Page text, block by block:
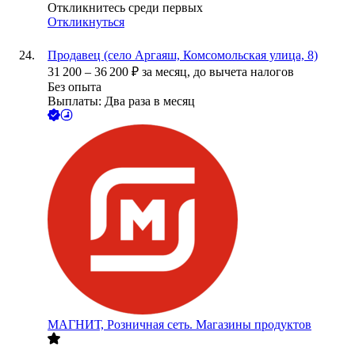
Откликнитесь среди первых
Откликнуться
Продавец (село Аргаяш, Комсомольская улица, 8)
31 200 – 36 200 ₽ за месяц, до вычета налогов
Без опыта
Выплаты: Два раза в месяц
МАГНИТ, Розничная сеть. Магазины продуктов